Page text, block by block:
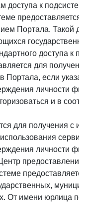
доступа к
Портала. Такой
доступа к
для
Портала, если
личности
и в
для получения с
личности
предоставления
От имени юрлица